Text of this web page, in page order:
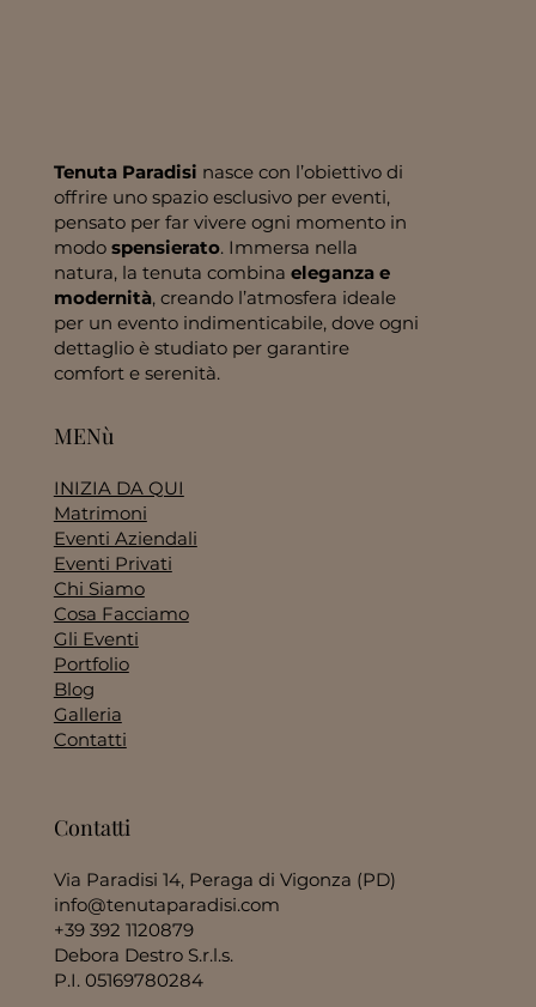
Tenuta Paradisi nasce con l’obiettivo di
offrire uno spazio esclusivo per eventi,
pensato per far vivere ogni momento in
modo spensierato. Immersa nella
natura, la tenuta combina eleganza e
modernità, creando l’atmosfera ideale
per un evento indimenticabile, dove ogni
dettaglio è studiato per garantire
comfort e serenità.
MENù
INIZIA DA QUI
Matrimoni
Eventi Aziendali
Eventi Privati
Chi Siamo
Cosa Facciamo
Gli Eventi
Portfolio
Blog
Galleria
Contatti
Contatti
Via Paradisi 14, Peraga di Vigonza (PD)
info@tenutaparadisi.com
+39 392 1120879
Debora Destro S.r.l.s.
P.I. 05169780284